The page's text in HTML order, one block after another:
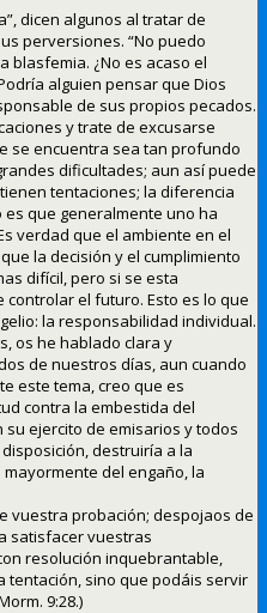
dicen algunos al tratar de
perversiones. “No puedo
blasfemia. ¿No es acaso el
alguien pensar que Dios
de sus propios pecados.
y trate de excusarse
se encuentra sea tan profundo
dificultades; aun así puede
tentaciones; la diferencia
que generalmente uno ha
verdad que el ambiente en el
la decisión y el cumplimiento
difícil, pero si se esta
el futuro. Esto es lo que
la responsabilidad individual.
os he hablado clara y
de nuestros días, aun cuando
este tema, creo que es
contra la embestida del
ejercito de emisarios y todos
destruiría a la
del engaño, la
vuestra probación; despojaos de
satisfacer vuestras
resolución inquebrantable,
tentación, sino que podáis servir
9:28.)